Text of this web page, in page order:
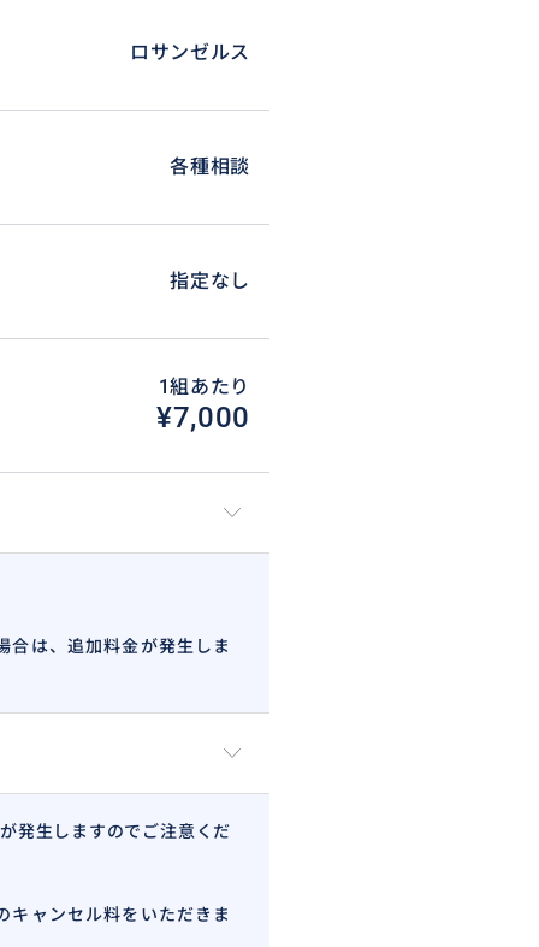
希望に相談しながらフレキシ
下さい。
す。
ロサンゼルス
各種相談
指定なし
1組あたり
¥7,000
合は、追加料金が発生しま
発生しますのでご注意くだ
キャンセル料をいただきま